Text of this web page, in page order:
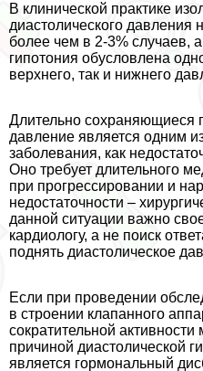
В клинической пpaктике
диастолического давления
более чем в 2-3% случаев,
гипотония обусловлена
верхнего, так и нижнего
Длительно сохраняющиеся
давление является одним
заболевания, как
Оно требует длительного
при прогрессировании и
недостаточности –
данной ситуации важно
кардиологу, а не поиск
поднять диастолическое
Если при проведении
в строении клапанного
сократительной
причиной диастолической
является гормональный